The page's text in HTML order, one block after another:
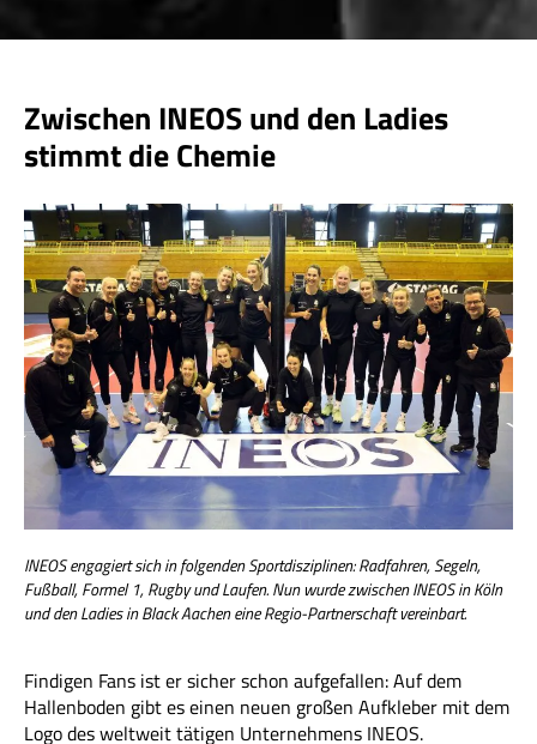
Zwischen INEOS und den Ladies
stimmt die Chemie
INEOS engagiert sich in folgenden Sportdisziplinen: Radfahren, Segeln,
Fußball, Formel 1, Rugby und Laufen. Nun wurde zwischen INEOS in Köln
und den Ladies in Black Aachen eine Regio-Partnerschaft vereinbart.
Findigen Fans ist er sicher schon aufgefallen: Auf dem
Hallenboden gibt es einen neuen großen Aufkleber mit dem
Logo des weltweit tätigen Unternehmens INEOS.